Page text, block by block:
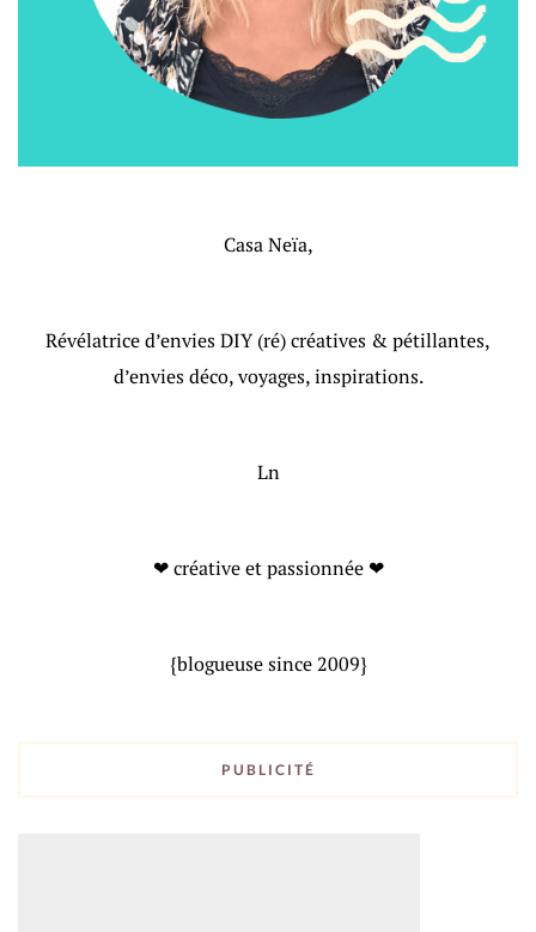
Casa Neïa,
Révélatrice d’envies DIY (ré) créatives & pétillantes,
d’envies déco, voyages, inspirations.
Ln
❤ créative et passionnée ❤
{blogueuse since 2009}
PUBLICITÉ